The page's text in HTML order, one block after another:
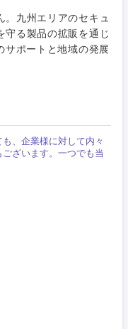
。九州エリアのセキュ
守る製品の拡販を通じ
サポートと地域の発展
、企業様に対して内々
ざいます。一つでも当